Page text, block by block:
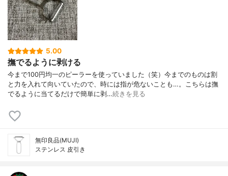
5.00
撫でるように剥ける
今まで100円均一のピーラーを使っていました（笑）今までのものは割
と力を入れて向いていたので、時には指が危ないことも…。こちらは撫
でるように当てるだけで簡単に剥…続きを見る
無印良品(MUJI)
ステンレス 皮引き